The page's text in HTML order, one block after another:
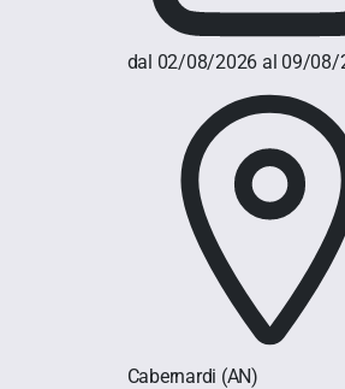
dal 02/08/2026 al 09/08/
Cabernardi (AN)